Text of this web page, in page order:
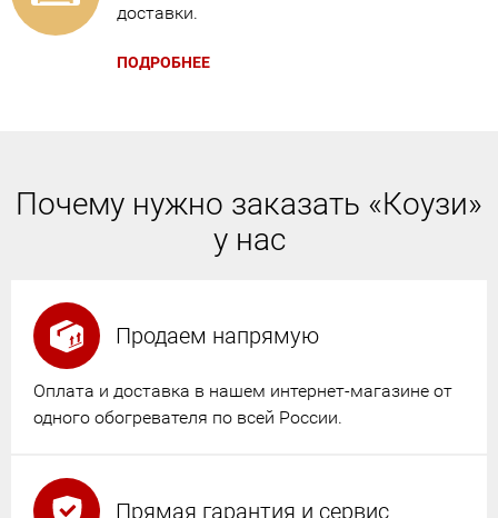
доставки.
ПОДРОБНЕЕ
Почему нужно заказать «Коузи»
у нас
Продаем напрямую
Оплата и доставка в нашем интернет-магазине от
одного обогревателя по всей России.
Прямая гарантия и сервис